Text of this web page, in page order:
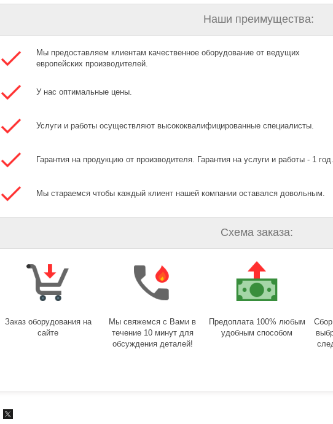
Наши преимущества:
Мы предоставляем клиентам качественное оборудование от ведущих
европейских производителей.
У нас оптимальные цены.
Услуги и работы осуществляют высококвалифицированные специалисты.
Гарантия на продукцию от производителя. Гарантия на услуги и работы - 1 год.
Мы стараемся чтобы каждый клиент нашей компании оставался довольным.
Схема заказа:
Заказ оборудования на
сайте
Мы свяжемся с Вами в
течение 10 минут для
обсуждения деталей!
Предоплата 100% любым
удобным способом